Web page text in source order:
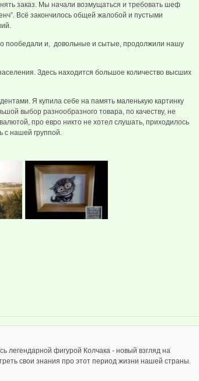
заказ. Мы начали возмущаться и требовать шеф
Всё закончилось общей жалобой и пустыми
пообедали и, довольные и сытые, продолжили нашу
Здесь находится большое количество высших
Я купила себе на память маленькую картинку
выбор разнообразного товара, по качеству, не
про евро никто не хотел слушать, приходилось
с нашей группой.
легендарной фигурой Колчака - новый взгляд на
свои знания про этот период жизни нашей страны.